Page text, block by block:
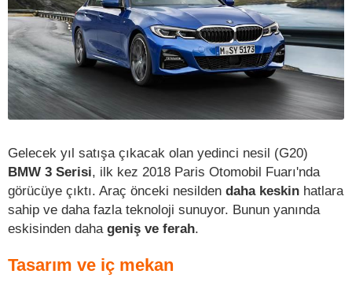
Gelecek yıl satışa çıkacak olan yedinci nesil (G20)
BMW 3 Serisi, ilk kez 2018 Paris Otomobil Fuarı'nda
görücüye çıktı. Araç önceki nesilden daha keskin hatlara
sahip ve daha fazla teknoloji sunuyor. Bunun yanında
eskisinden daha geniş ve ferah.
Tasarım ve iç mekan